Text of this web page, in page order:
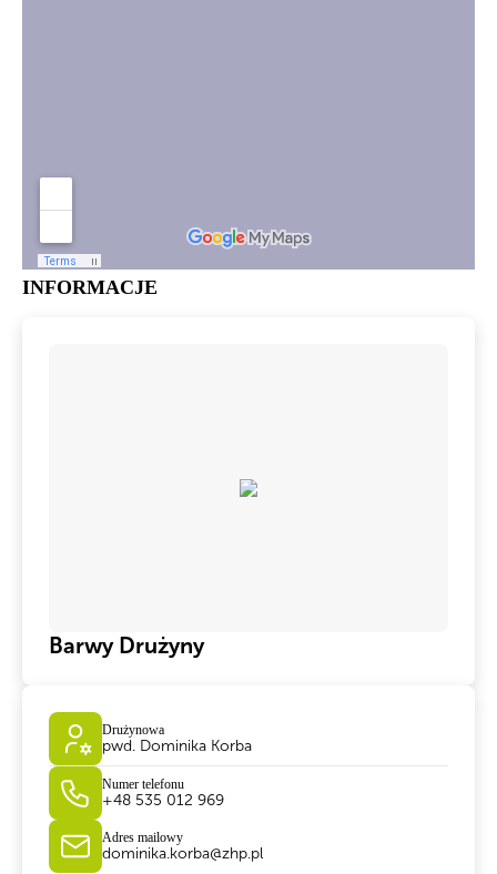
INFORMACJE
Barwy Drużyny
Drużynowa
pwd. Dominika Korba
Numer telefonu
+48 535 012 969
Adres mailowy
dominika.korba@zhp.pl